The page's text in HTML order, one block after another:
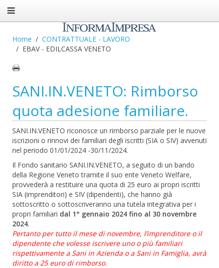
Home
CONTRATTUALE - LAVORO
EBAV - EDILCASSA VENETO
SANI.IN.VENETO: Rimborso
quota adesione familiare.
SANI.IN.VENETO riconosce un rimborso parziale per le nuove
iscrizioni o rinnovi dei familiari degli iscritti (SIA o SIV) avvenuti
nel periodo 01/01/2024 -30/11/2024.
Il Fondo sanitario SANI.IN.VENETO, a seguito di un bando
della Regione Veneto tramite il suo ente Veneto Welfare,
provvederà a restituire una quota di 25 euro ai propri iscritti
SIA (imprenditori) e SIV (dipendenti), che hanno già
sottoscritto o sottoscriveranno una tutela integrativa per i
propri familiari dal 1° gennaio 2024 fino al 30 novembre
2024.
Pertanto per tutto il mese di novembre, l’imprenditore o il
dipendente che volesse iscrivere uno o più familiari
rispettivamente a Sani in Azienda o a Sani in Famiglia, avrà
diritto a 25 euro di rimborso.